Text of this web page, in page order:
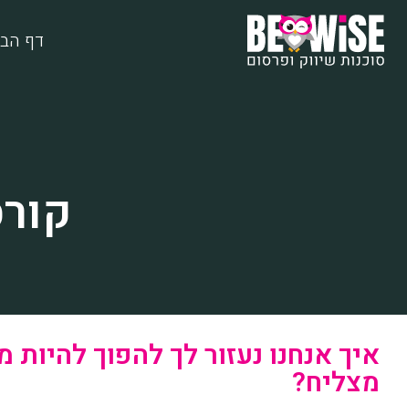
דף
איך אנחנו נעזור לך להפוך
מצליח?